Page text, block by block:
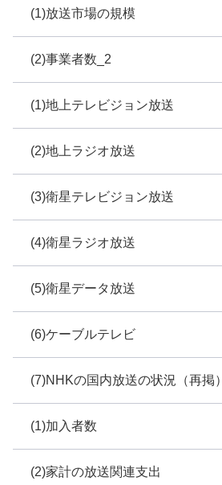
(1)放送市場の規模
(2)事業者数_2
(1)地上テレビジョン放送
(2)地上ラジオ放送
(3)衛星テレビジョン放送
(4)衛星ラジオ放送
(5)衛星データ放送
(6)ケーブルテレビ
(7)NHKの国内放送の状況（再掲）
(1)加入者数
(2)家計の放送関連支出